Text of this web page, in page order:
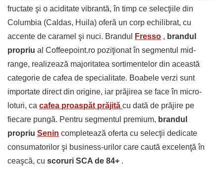
fructate şi o aciditate vibrantă, în timp ce selecţiile din
Columbia (Caldas, Huila) oferă un corp echilibrat, cu
accente de caramel şi nuci. Brandul
Fresso , brandul
propriu al Coffeepoint.ro poziţionat în segmentul mid-
range, realizează majoritatea sortimentelor din această
categorie de cafea de specialitate. Boabele verzi sunt
importate direct din origine, iar prăjirea se face în micro-
loturi, ca cafea proaspăt prăjită cu dată de prăjire pe
fiecare pungă. Pentru segmentul premium, brandul
propriu Senin completează oferta cu selecţii dedicate
consumatorilor şi business-urilor care caută excelenţă în
ceaşcă, cu scoruri SCA de 84+ .